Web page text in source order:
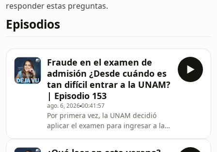
responder estas preguntas.
Episodios
Fraude en el examen de
admisión ¿Desde cuándo es
tan difícil entrar a la UNAM?
| Episodio 153
ago. 6, 202600:41:57
Por primera vez, la UNAM decidió
aplicar el examen para ingresar a la